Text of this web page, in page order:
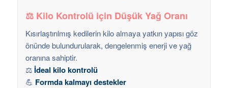
⚖️ Kilo Kontrolü için Düşük Yağ Oranı
Kısırlaştırılmış kedilerin kilo almaya yatkın yapısı göz
önünde bulundurularak, dengelenmiş enerji ve yağ
oranına sahiptir.
⚖️ İdeal kilo kontrolü
💪 Formda kalmayı destekler